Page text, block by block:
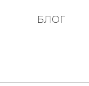
БЛОГ